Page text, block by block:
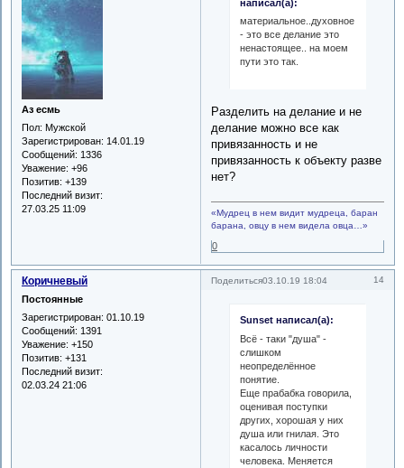
Аз есмь
Пол: Мужской
Зарегистрирован: 14.01.19
Сообщений: 1336
Уважение: +96
Позитив: +139
Последний визит:
27.03.25 11:09
написал(а):
- это все делание это
ненастоящее.. на моем
пути это так.
Разделить на делание и не
делание можно все как
привязанность и не
привязанность к объекту разве
нет?
«Мудрец в нем видит мудреца, баран
барана, овцу в нем видела овца…»
0
Поделиться 14
03.10.19 18:04
Коричневый
Постоянные
Зарегистрирован: 01.10.19
Сообщений: 1391
Уважение: +150
Позитив: +131
Последний визит:
02.03.24 21:06
Sunset написал(а):
Всё - таки "душа" -
слишком
неопределённое
понятие.
Еще прабабка говорила,
оценивая поступки
других, хорошая у них
душа или гнилая. Это
касалось личности
человека. Меняется